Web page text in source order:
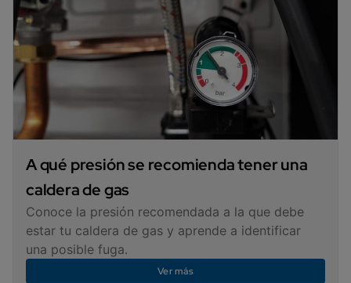
A qué presión se recomienda tener una
caldera de gas
Conoce la presión recomendada a la que debe
estar tu caldera de gas y aprende a identificar
una posible fuga.
Ver más